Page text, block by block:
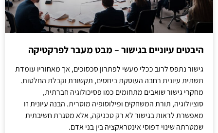
היבטים עיוניים בגישור – מבט מעבר לפרקטיקה
גישור נתפס לרוב ככלי מעשי לפתרון סכסוכים, אך מאחוריו עומדת
תשתית עיונית רחבה העוסקת ביחסים, תקשורת וקבלת החלטות.
מחקרי גישור שואבים מתחומים כמו פסיכולוגיה חברתית,
סוציולוגיה, תורת המשחקים ופילוסופיה מוסרית. הבנה עיונית זו
מאפשרת לראות בגישור לא רק טכניקה, אלא מסגרת חשיבתית
שמטרתה שינוי דפוסי אינטראקציה בין בני אדם.